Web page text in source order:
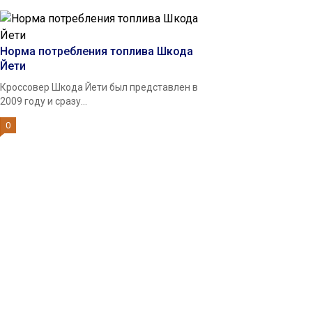
Норма потребления топлива Шкода
Йети
Кроссовер Шкода Йети был представлен в
2009 году и сразу...
0